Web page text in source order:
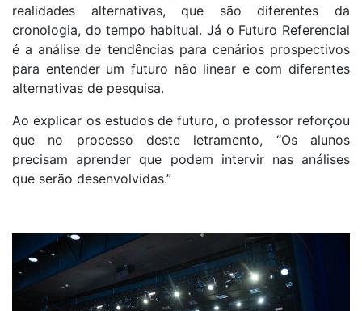
realidades alternativas, que são diferentes da
cronologia, do tempo habitual. Já o Futuro Referencial
é a análise de tendências para cenários prospectivos
para entender um futuro não linear e com diferentes
alternativas de pesquisa.
Ao explicar os estudos de futuro, o professor reforçou
que no processo deste letramento, “Os alunos
precisam aprender que podem intervir nas análises
que serão desenvolvidas.”